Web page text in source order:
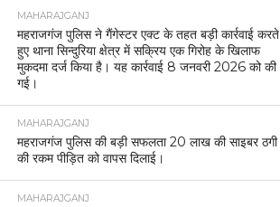
MAHARAJGANJ
महराजगंज पुलिस ने गैंगेस्टर एक्ट के तहत बड़ी कार्रवाई करते
हुए थाना सिन्दुरिया क्षेत्र में सक्रिय एक गिरोह के खिलाफ
मुकदमा दर्ज किया है। यह कार्रवाई 8 जनवरी 2026 को की
गई।
MAHARAJGANJ
महराजगंज पुलिस की बड़ी सफलता 20 लाख की साइबर ठगी
की रकम पीड़ित को वापस दिलाई।
MAHARAJGANJ